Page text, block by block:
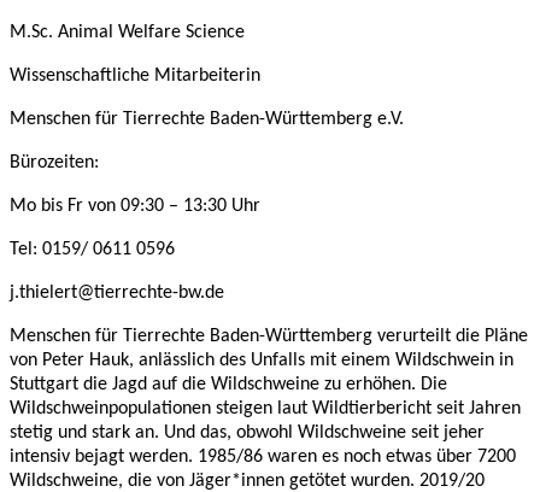
M.Sc. Animal Welfare Science
Wissenschaftliche Mitarbeiterin
Menschen für Tierrechte Baden-Württemberg e.V.
Bürozeiten:
Mo bis Fr von 09:30 – 13:30 Uhr
Tel: 0159/ 0611 0596
j.thielert@tierrechte-bw.de
Menschen für Tierrechte Baden-Württemberg verurteilt die Pläne
von Peter Hauk, anlässlich des Unfalls mit einem Wildschwein in
Stuttgart die Jagd auf die Wildschweine zu erhöhen. Die
Wildschweinpopulationen steigen laut Wildtierbericht seit Jahren
stetig und stark an. Und das, obwohl Wildschweine seit jeher
intensiv bejagt werden. 1985/86 waren es noch etwas über 7200
Wildschweine, die von Jäger*innen getötet wurden. 2019/20